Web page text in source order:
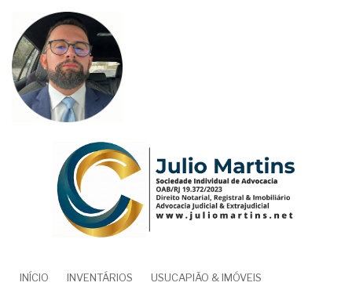
para
conteúdo
principal
NAVEGAÇÃO
PRINCIPAL
INÍCIO INVENTÁRIOS USUCAPIÃO & IMÓVEIS